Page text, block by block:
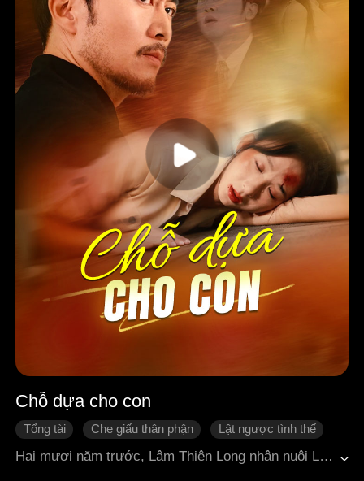
Chỗ dựa cho con
Tổng tài Che giấu thân phận
Lật ngược tình thế
Tình cảm gia đình
Hai mươi năm trước, Lâm Thiên Long nhận nuôi Lâm Tinh Miên, yêu thương cô như con ruột. Sau này, khi Lâm Tinh Miên nhận lại cha mẹ ruột là nhà họ Hứa, cô lại phải chịu đủ mọi sự ngược đãi từ gia đình này cùng con nuôi Hứa Tri Hạ và Hứa Nhất Hàn: bị vu oan, phải sống trong tầng hầm, thậm chí còn phải thay Hứa Tri Hạ gánh tội vào tù. Khi Lâm Thiên Long chữa bệnh ở nước ngoài trở về, biết được toàn bộ sự thật, ông lập tức lộ thân phận thật. Một mặt, ông đưa Lâm Tinh Miên lên làm người thừa kế Tập đoàn Lâm thị; mặt khác, ông phát động cuộc bao vây toàn diện nhắm vào nhà họ Hứa, từng bước phơi bày những lời dối trá của họ. Cuối cùng, Hứa Tri Hạ bị bỏ tù, nhà họ Hứa phá sản, phải đi ăn xin rồi bị bắt, còn Đỗ Nhược Phong thì thân bại danh liệt.